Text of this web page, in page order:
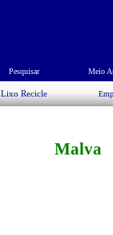
Pesquisar Meio
Lixo Recicle
Malva